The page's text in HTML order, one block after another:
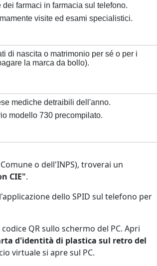
dei farmaci in farmacia sul telefono.
visite ed esami specialistici.
di nascita o matrimonio per sé o per i
la marca da bollo).
mediche detraibili dell'anno.
modello 730 precompilato.
o dell'INPS), troverai un
CIE".
dello SPID sul telefono per
QR sullo schermo del PC. Apri
d'identità di plastica sul retro del
virtuale si apre sul PC.